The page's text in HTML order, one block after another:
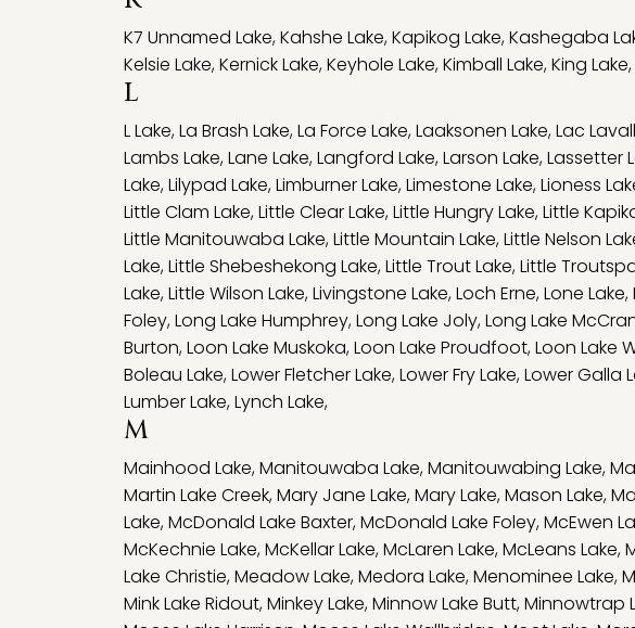
K7 Unnamed Lake,Kahshe Lake,Kapikog Lake,Kashegaba
Kelsie Lake,Kernick Lake,Keyhole Lake,Kimball Lake,King Lake,
L
L Lake,La Brash Lake,La Force Lake,Laaksonen Lake,Lac
Lambs Lake,Lane Lake,Langford Lake,Larson Lake,Lassetter
Lake,Lilypad Lake,Limburner Lake,Limestone Lake,Lioness
Little Clam Lake,Little Clear Lake,Little Hungry Lake,Little
Little Manitouwaba Lake,Little Mountain Lake,Little Nelson
Lake,Little Shebeshekong Lake,Little Trout Lake,Little
Lake,Little Wilson Lake,Livingstone Lake,Loch Erne,Lone Lake,
Foley,Long Lake Humphrey,Long Lake Joly,Long Lake
Burton,Loon Lake Muskoka,Loon Lake Proudfoot,Loon Lake
Boleau Lake,Lower Fletcher Lake,Lower Fry Lake,Lower Galla
Lumber Lake,Lynch Lake,
M
Mainhood Lake,Manitouwaba Lake,Manitouwabing Lake,
Martin Lake Creek,Mary Jane Lake,Mary Lake,Mason Lake,
Lake,McDonald Lake Baxter,McDonald Lake Foley,McEwen
McKechnie Lake,McKellar Lake,McLaren Lake,McLeans Lake,
Lake Christie,Meadow Lake,Medora Lake,Menominee Lake,
Mink Lake Ridout,Minkey Lake,Minnow Lake Butt,Minnowtrap